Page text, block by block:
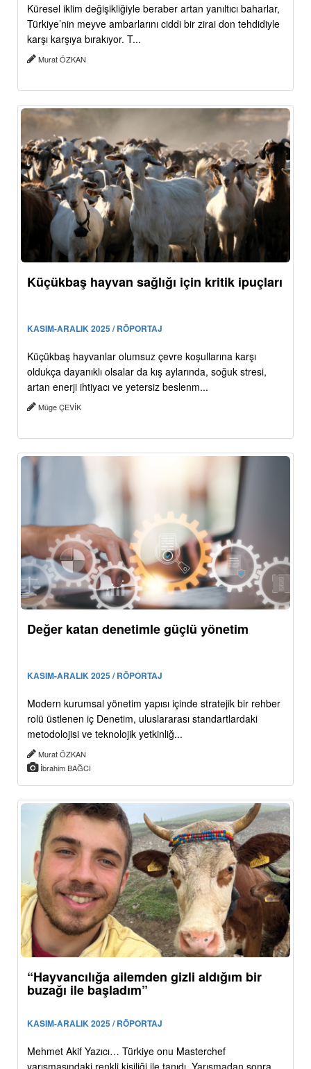
Küresel iklim değişikliğiyle beraber artan yanıltıcı baharlar,
Türkiye’nin meyve ambarlarını ciddi bir zirai don tehdidiyle
karşı karşıya bırakıyor. T...
Murat ÖZKAN
Küçükbaş hayvan sağlığı için kritik ipuçları
KASIM-ARALIK 2025 / RÖPORTAJ
Küçükbaş hayvanlar olumsuz çevre koşullarına karşı
oldukça dayanıklı olsalar da kış aylarında, soğuk stresi,
artan enerji ihtiyacı ve yetersiz beslenm...
Müge ÇEVİK
Değer katan denetimle güçlü yönetim
KASIM-ARALIK 2025 / RÖPORTAJ
Modern kurumsal yönetim yapısı içinde stratejik bir rehber
rolü üstlenen iç Denetim, uluslararası standartlardaki
metodolojisi ve teknolojik yetkinliğ...
Murat ÖZKAN
İbrahim BAĞCI
“Hayvancılığa ailemden gizli aldığım bir
buzağı ile başladım”
KASIM-ARALIK 2025 / RÖPORTAJ
Mehmet Akif Yazıcı… Türkiye onu Masterchef
yarışmasındaki renkli kişiliği ile tanıdı. Yarışmadan sonra